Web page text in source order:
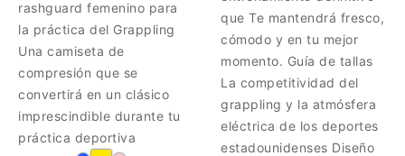
rashguard femenino para
la práctica del Grappling
Una camiseta de
compresión que se
convertirá en un clásico
imprescindible durante tu
práctica deportiva
que Te mantendrá fresco,
cómodo y en tu mejor
momento. Guía de tallas
La competitividad del
grappling y la atmósfera
eléctrica de los deportes
estadounidenses Diseño